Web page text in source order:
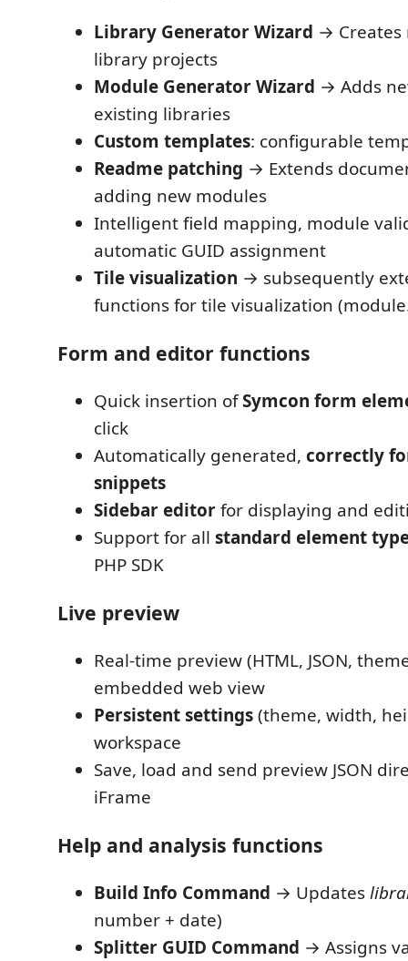
Library Generator Wizard → Creates
library projects
Module Generator Wizard → Adds
existing libraries
Custom templates: configurable
Readme patching → Extends
adding new modules
Intelligent field mapping, module
automatic GUID assignment
Tile visualization → subsequently
functions for tile visualization
Form and editor functions
Quick insertion ofSymcon form
click
Automatically generated, correctly
snippets
Sidebar editorfor displaying and
Support for all standard element
PHP SDK
Live preview
Real-time preview (HTML, JSON,
embedded web view
Persistent settings(theme, width,
workspace
Save, load and send preview JSON
iFrame
Help and analysis functions
Build Info Command → Updates
number + date)
Splitter GUID Command → Assigns